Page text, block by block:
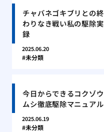
チャバネゴキブリとの終
わりなき戦い私の駆除実
録
2025.06.20
未分類
今日からできるコクゾウ
ムシ徹底駆除マニュアル
2025.06.19
未分類